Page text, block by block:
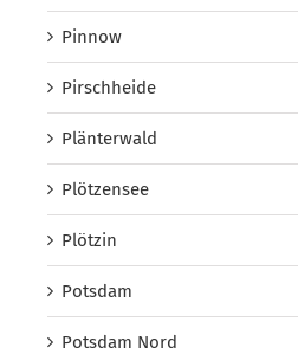
Pinnow
Pirschheide
Plänterwald
Plötzensee
Plötzin
Potsdam
Potsdam Nord